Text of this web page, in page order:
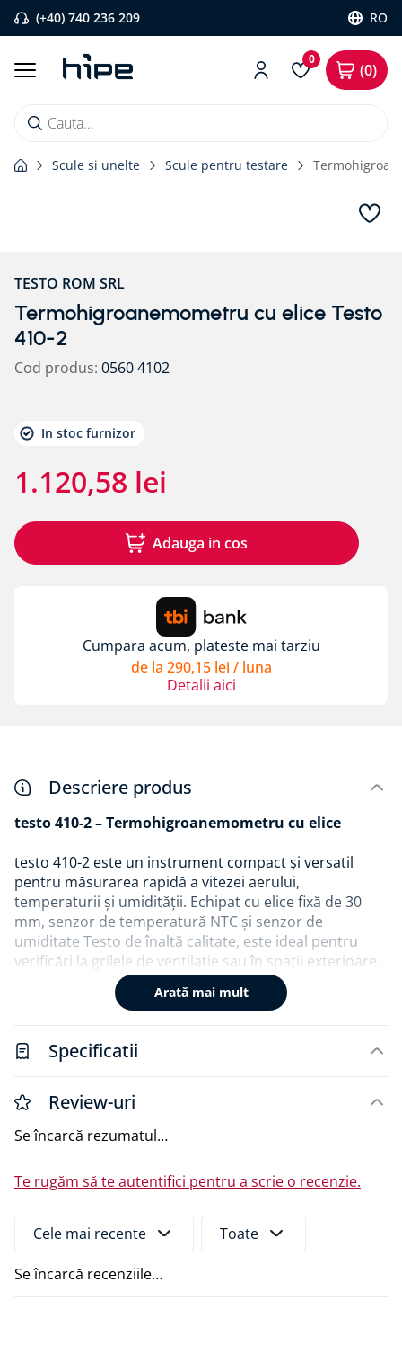
(+40) 740 236 209 RO
0
0
Cauta...
Căutări populare
5 .
bariera vapori
placa blaugelb
9.
triotherm
10
diblu cap plastic si cui metalic alpitec
Scule si unelte Scule pentru testare
TESTO ROM SRL
Termohigroanemometru cu elice Testo
410-2
Cod produs: 0560 4102
In stoc furnizor
1.120,58 lei
Adauga in cos
Cumpara acum, plateste mai tarziu
de la 290,15 lei / luna
Detalii aici
Descriere produs
testo 410-2 – Termohigroanemometru cu elice
testo 410-2 este un instrument compact și versatil
pentru măsurarea rapidă a vitezei aerului,
temperaturii și umidității. Echipat cu elice fixă de 30
mm, senzor de temperatură NTC și senzor de
umiditate Testo de înaltă calitate, este ideal pentru
verificări la grilele de ventilație sau în spații exterioare.
La simpla apăsare a unui buton, dispozitivul calculează
temperatura bulbului umed, temperatura percepută
Windchill și forța vântului Beaufort. Funcțiile
min/max și calculul valorii medii a aerului.
testo 410-2 vine însoțit de accesorii utile precum capac
utilizare.
capac de protecție
Arată mai mult
Specificatii
Review-uri
Se încarcă rezumatul…
Te rugăm să te autentifici pentru a scrie o recenzie.
Cele mai recente Toate
Se încarcă recenziile…